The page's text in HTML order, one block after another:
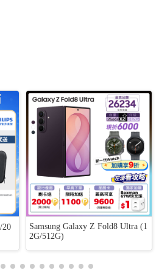
20
Samsung Galaxy Z Fold8 Ultra (1
2G/512G)